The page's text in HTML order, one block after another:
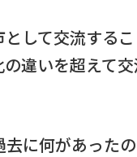
して交流する
違いを超えて
に何があった